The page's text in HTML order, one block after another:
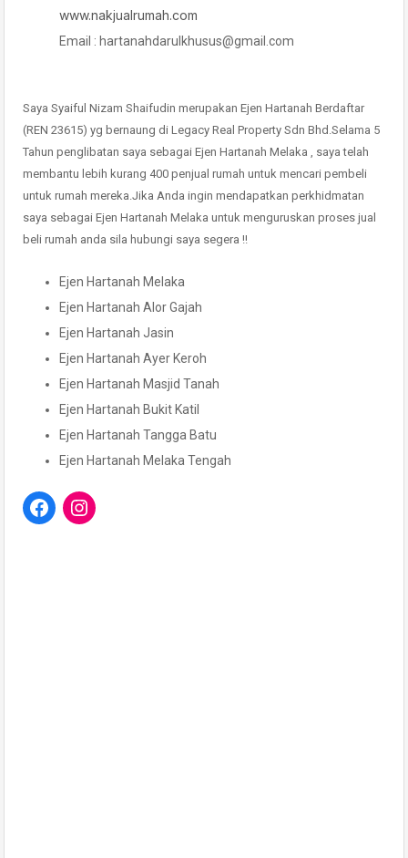
www.nakjualrumah.com
Email : hartanahdarulkhusus@gmail.com
Saya Syaiful Nizam Shaifudin merupakan Ejen Hartanah Berdaftar
(REN 23615) yg bernaung di Legacy Real Property Sdn Bhd.Selama 5
Tahun penglibatan saya sebagai Ejen Hartanah Melaka , saya telah
membantu lebih kurang 400 penjual rumah untuk mencari pembeli
untuk rumah mereka.Jika Anda ingin mendapatkan perkhidmatan
saya sebagai Ejen Hartanah Melaka untuk menguruskan proses jual
beli rumah anda sila hubungi saya segera !!
Ejen Hartanah Melaka
Ejen Hartanah Alor Gajah
Ejen Hartanah Jasin
Ejen Hartanah Ayer Keroh
Ejen Hartanah Masjid Tanah
Ejen Hartanah Bukit Katil
Ejen Hartanah Tangga Batu
Ejen Hartanah Melaka Tengah